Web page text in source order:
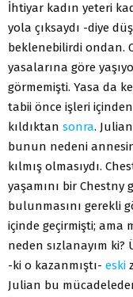
İhtiyar kadın yeteri
yola çıksaydı -diye
beklenebilirdi ondan.
yasalarına göre
görmemişti. Yasa da
tabii önce işleri
kıldıktan sonra.
bunun nedeni
kılmış olmasıydı.
yaşamını bir Chestny
bulunmasını gerekli
içinde geçirmişti; ama
neden sızlanayım
-ki o kazanmıştı- eski
Julian bu